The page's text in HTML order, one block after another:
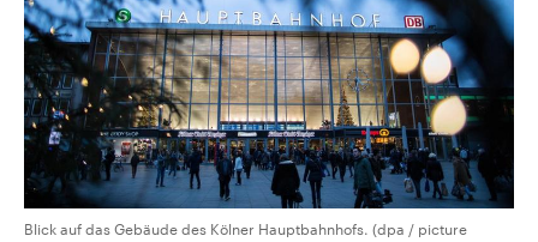
Blick auf das Gebäude des Kölner Hauptbahnhofs. (dpa / picture